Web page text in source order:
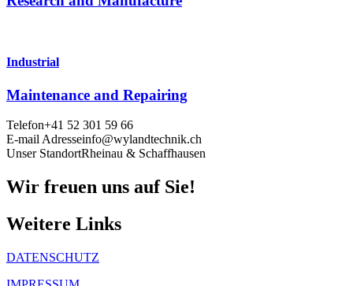
Industrial
Maintenance and Repairing
Telefon+41 52 301 59 66
E-mail Adresseinfo@wylandtechnik.ch
Unser StandortRheinau & Schaffhausen
Wir freuen uns auf Sie!
Weitere Links
DATENSCHUTZ